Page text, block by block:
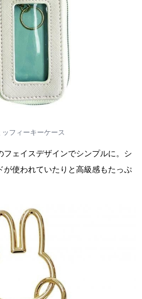
ッフィーキーケース
フェイスデザインでシンプルに。シ
が使われていたりと高級感もたっぷ